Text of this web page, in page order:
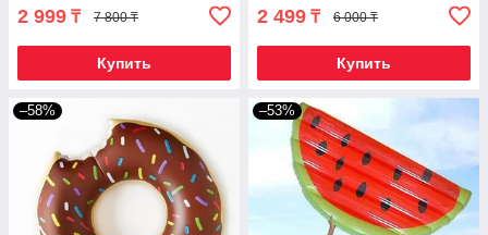
2 999 ₸ 7 800 ₸
Купить
2 499 ₸ 6 000 ₸
Купить
–58% –53%